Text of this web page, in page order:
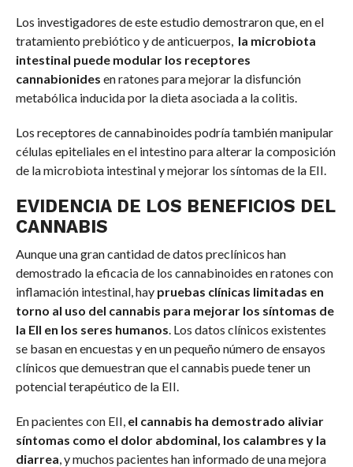
Los investigadores de este estudio demostraron que, en el
tratamiento prebiótico y de anticuerpos, la microbiota
intestinal puede modular los receptores
cannabionides en ratones para mejorar la disfunción
metabólica inducida por la dieta asociada a la colitis.
Los receptores de cannabinoides podría también manipular
células epiteliales en el intestino para alterar la composición
de la microbiota intestinal y mejorar los síntomas de la EII.
EVIDENCIA DE LOS BENEFICIOS DEL
CANNABIS
Aunque una gran cantidad de datos preclínicos han
demostrado la eficacia de los cannabinoides en ratones con
inflamación intestinal, hay pruebas clínicas limitadas en
torno al uso del cannabis para mejorar los síntomas de
la EII en los seres humanos . Los datos clínicos existentes
se basan en encuestas y en un pequeño número de ensayos
clínicos que demuestran que el cannabis puede tener un
potencial terapéutico de la EII.
En pacientes con EII, el cannabis ha demostrado aliviar
síntomas como el dolor abdominal, los calambres y la
diarrea , y muchos pacientes han informado de una mejora